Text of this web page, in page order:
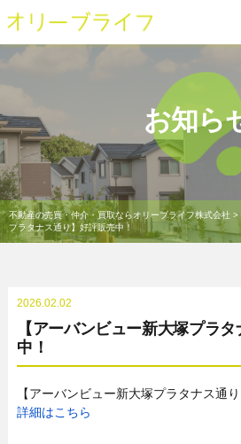
お知ら
不動産の売買・仲介・買取ならオリーブライフ株式会社 >
プラタナス通り】好評販売中！
2026.02.02
【アーバンビュー新大塚プラ
中！
【アーバンビュー新大塚プラタナス通り
詳細はこちら